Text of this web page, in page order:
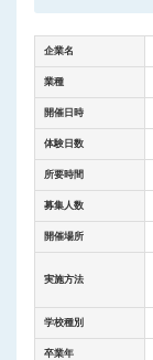
企業名
業種
開催日時
体験日数
所要時間
募集人数
開催場所
実施方法
学校種別
卒業年